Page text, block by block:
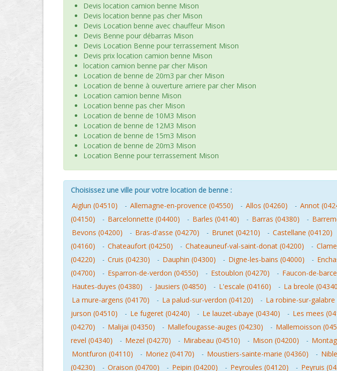
Devis location camion benne Mison
Devis location benne pas cher Mison
Devis Location benne avec chauffeur Mison
Devis Benne pour débarras Mison
Devis Location Benne pour terrassement Mison
Devis prix location camion benne Mison
location camion benne par cher Mison
Location de benne de 20m3 par cher Mison
Location de benne à ouverture arriere par cher Mison
Location camion benne Mison
Location benne pas cher Mison
Location de benne de 10M3 Mison
Location de benne de 12M3 Mison
Location de benne de 15m3 Mison
Location de benne de 20m3 Mison
Location Benne pour terrassement Mison
Choisissez une ville pour votre location de benne :
Aiglun (04510)
- Allemagne-en-provence (04550) - Allos (04260) - Annot
(04150)
- Barcelonnette (04400) - Barles (04140) - Barras (04380) -
Bevons (04200)
- Bras-d'asse (04270) - Brunet (04210) - Castellane (04120)
(04160)
- Chateaufort (04250) - Chateauneuf-val-saint-donat (04200) -
(04220)
- Cruis (04230) - Dauphin (04300) - Digne-les-bains (04000) -
(04700)
- Esparron-de-verdon (04550) - Estoublon (04270) - Faucon-de-
Hautes-duyes (04380)
- Jausiers (04850) - L'escale (04160) - La breole
La mure-argens (04170)
- La palud-sur-verdon (04120) - La robine-sur-galabre
jurson (04510)
- Le fugeret (04240) - Le lauzet-ubaye (04340) - Les mees
(04270)
- Malijai (04350) - Mallefougasse-auges (04230) - Mallemoisson
revel (04340)
- Mezel (04270) - Mirabeau (04510) - Mison (04200) -
Montfuron (04110)
- Moriez (04170) - Moustiers-sainte-marie (04360) -
(04230)
- Oraison (04700) - Peipin (04200) - Peyroules (04120) - Peyruis